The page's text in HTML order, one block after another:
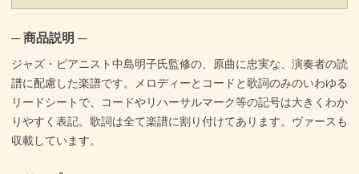
─ 商品説明 ─
ジャズ・ピアニスト中島明子氏監修の、原曲に忠実な、演奏者の読
譜に配慮した楽譜です。メロディーとコードと歌詞のみのいわゆる
リードシートで、コードやリハーサルマーク等の記号は大きくわか
りやすく表記。歌詞は全て楽譜に割り付けてあります。ヴァースも
収載しています。